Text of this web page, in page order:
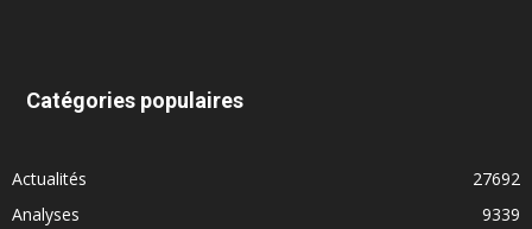
Catégories populaires
Actualités
27692
Analyses
9339